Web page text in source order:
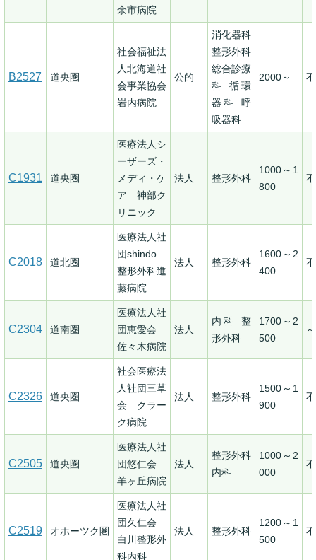
余市病院
B2527 道央圏
社会福祉法
人北海道社
会事業協会
岩内病院
公的
消化器科
整形外科
総合診療
科 循環
器科 呼
吸器科
2000～
C1931 道央圏
医療法人シ
ーザーズ・
メディ・ケ
ア 神部ク
リニック
法人 整形外科
1000～1
800
C2018 道北圏
医療法人社
団shindo
整形外科進
藤病院
法人 整形外科
1600～2
400
C2304 道南圏
医療法人社
団恵愛会
佐々木病院
法人
内科 整
形外科
1700～2
500
C2326 道央圏
社会医療法
人社団三草
会 クラー
ク病院
法人 整形外科
1500～1
900
C2505 道央圏
医療法人社
団悠仁会
羊ヶ丘病院
法人
整形外科
内科
1000～2
000
C2519 オホーツク圏
医療法人社
団久仁会
白川整形外
科内科
法人 整形外科
1200～1
500